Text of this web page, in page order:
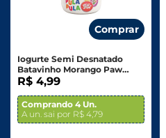
Comprar
Iogurte Semi Desnatado
Batavinho Morango Paw
Patrol 110g
R$ 4,99
Comprando 4 Un.
A un. sai por R$ 4,79